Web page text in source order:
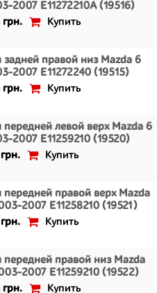
2007 E11272210A (19516)
грн. Купить
задней правой низ Mazda 6
2007 E11272240 (19515)
грн. Купить
передней левой верх Mazda 6
2007 E11259210 (19520)
Купить
передней правой верх Mazda
2007 E11258210 (19521)
Купить
передней правой низ Mazda
2007 E11259210 (19522)
грн. Купить